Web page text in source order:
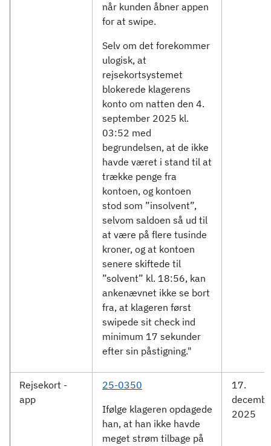
når kunden åbner appen
for at swipe.
Selv om det forekommer
ulogisk, at
rejsekortsystemet
blokerede klagerens
konto om natten den 4.
september 2025 kl.
03:52 med
begrundelsen, at de ikke
havde været i stand til at
trække penge fra
kontoen, og kontoen
stod som ”insolvent”,
selvom saldoen så ud til
at være på flere tusinde
kroner, og at kontoen
senere skiftede til
”solvent” kl. 18:56, kan
ankenævnet ikke se bort
fra, at klageren først
swipede sit check ind
minimum 17 sekunder
efter sin påstigning."
Rejsekort -
app
25-0350
Ifølge klageren opdagede
han, at han ikke havde
meget strøm tilbage på
17.
2025